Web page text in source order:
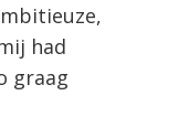
had
graag